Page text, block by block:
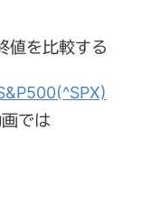
値を比較する
では